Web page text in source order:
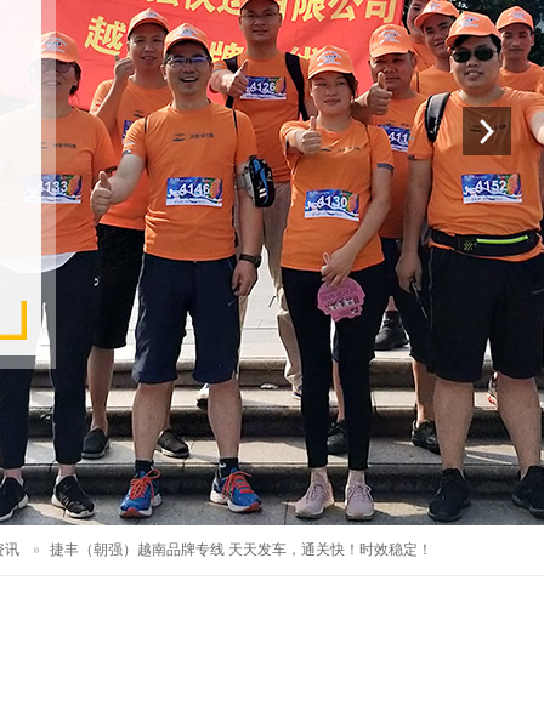
讯 » 捷丰（朝强）越南品牌专线 天天发车，通关快！时效稳定！